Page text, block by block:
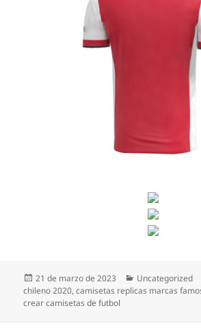
Publicado
el
21 de marzo de 2023 Categorías
Uncategorized
chileno 2020,camisetas replicas marcas
crear camisetas de futbol